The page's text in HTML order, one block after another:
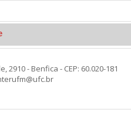
- Benfica - CEP: 60.020-181